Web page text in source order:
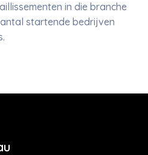
in die branche
startende bedrijven